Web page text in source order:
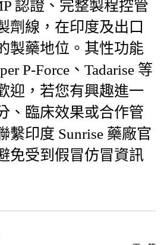
認證、完整製程控管
劑線，在印度及出口
製藥地位。其性功能
P‑Force、Tadarise 等
迎，若您有興趣進一
、臨床效果或合作管
繫印度 Sunrise 藥廠官
免受到假冒仿冒資訊